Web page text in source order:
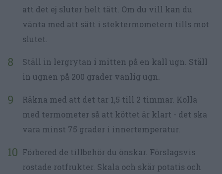
att det ej sluter helt tätt. Om du vill kan du
vänta med att sätt i stektermometern tills mot
slutet.
Ställ in lergrytan i mitten på en kall ugn. Ställ
in ugnen på 200 grader vanlig ugn.
Räkna med att det tar 1,5 till 2 timmar. Kolla
med termometer så att köttet är klart - det ska
vara minst 75 grader i innertemperatur.
Förbered de tillbehör du önskar. Förslagsvis
rostade rotfrukter. Skala och skär potatis och